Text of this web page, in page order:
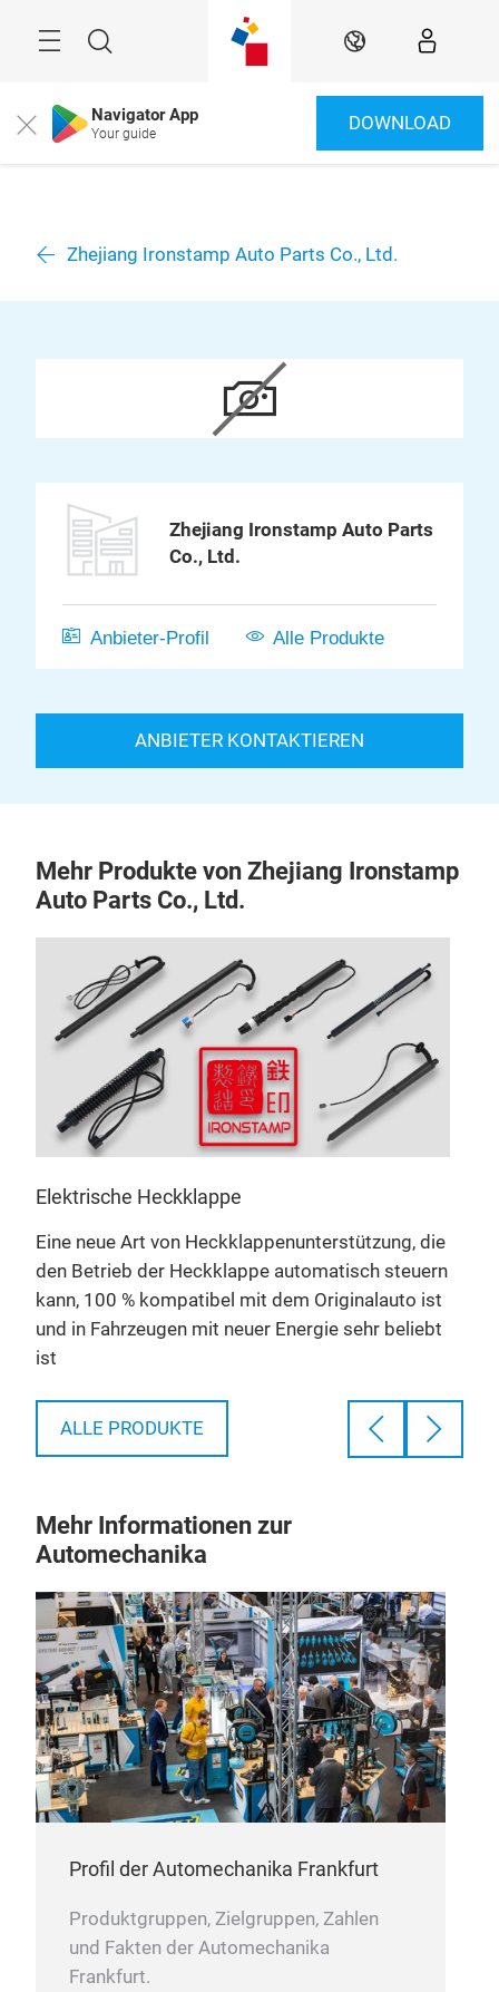
Suche DE
Close Navigator App
Your guide DOWNLOAD
Zhejiang Ironstamp Auto Parts Co., Ltd.
Zhejiang Ironstamp Auto Parts
Co., Ltd.
Anbieter-Profil Alle Produkte
ANBIETER KONTAKTIEREN
Mehr Produkte von Zhejiang Ironstamp
Auto Parts Co., Ltd.
Elektrische Heckklappe
Eine neue Art von Heckklappenunterstützung, die
den Betrieb der Heckklappe automatisch steuern
kann, 100 % kompatibel mit dem Originalauto ist
und in Fahrzeugen mit neuer Energie sehr beliebt
ist
ALLE PRODUKTE
Mehr Informationen zur
Automechanika
Profil der Automechanika Frankfurt
Produktgruppen, Zielgruppen, Zahlen
und Fakten der Automechanika
Frankfurt.